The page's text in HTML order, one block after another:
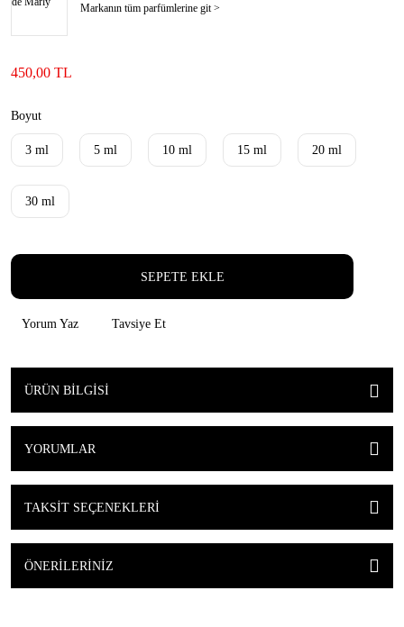
Markanın tüm parfümlerine git >
450,00 TL
Boyut
3 ml 5 ml 10 ml 15 ml 20 ml
30 ml
SEPETE EKLE
Yorum Yaz Tavsiye Et
ÜRÜN BILGISI
YORUMLAR
TAKSIT SEÇENEKLERI
ÖNERILERINIZ